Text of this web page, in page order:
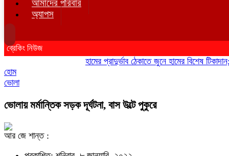
আমাদের পরিবার
অ্যাপস
ব্রেকিং নিউজ
হামের প্রাদুর্ভাব ঠেকাতে জুনে হামের বিশেষ টিকাদান;
হোম
ভোলা
ভোলায় মর্মান্তিক সড়ক দূর্ঘটনা, বাস উল্টে পুকুরে
আর জে শান্ত :